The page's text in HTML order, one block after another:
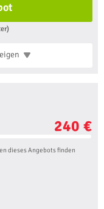
240 €
dieses Angebots finden